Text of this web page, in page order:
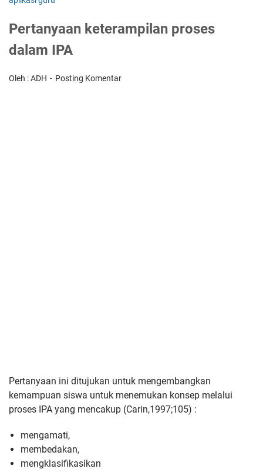
Pertanyaan keterampilan proses
dalam IPA
Oleh : ADH Posting Komentar
Pertanyaan ini ditujukan untuk mengembangkan
kemampuan siswa untuk menemukan konsep melalui
proses IPA yang mencakup (Carin,1997;105) :
mengamati,
membedakan,
mengklasifikasikan